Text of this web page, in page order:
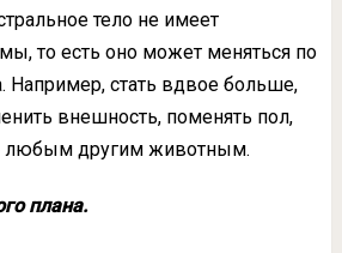
тело не имеет
то есть оно может меняться по
Например, стать вдвое больше,
внешность, поменять пол,
любым другим животным.
плана.